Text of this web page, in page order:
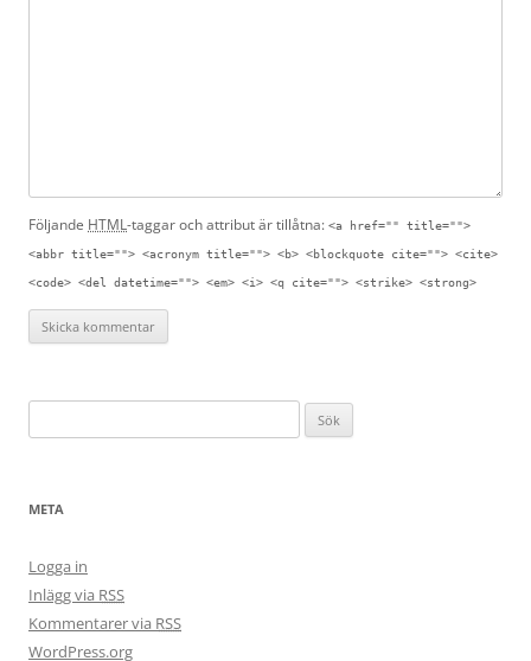
Följande HTML-taggar och attribut är tillåtna: <a href="" title="">
<abbr title=""> <acronym title=""> <b> <blockquote cite=""> <cite>
<code> <del datetime=""> <em> <i> <q cite=""> <strike> <strong>
ö
e
t
e
r
:
META
Logga in
Inlägg via RSS
Kommentarer via RSS
WordPress.org